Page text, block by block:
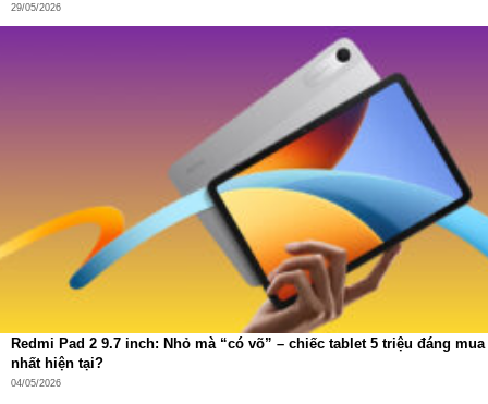
29/05/2026
Redmi Pad 2 9.7 inch: Nhỏ mà “có võ” – chiếc tablet 5 triệu đáng mua
nhất hiện tại?
04/05/2026